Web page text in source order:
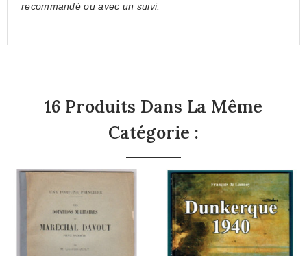
recommandé ou avec un suivi.
16 Produits Dans La Même
Catégorie :